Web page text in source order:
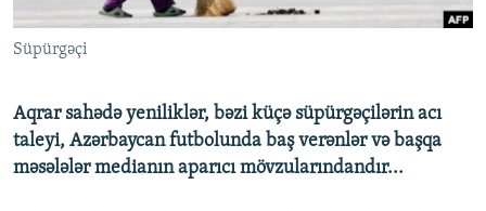
KARIKATURA
İSLAM VƏ DEMOKRATIYA
İZ - MƏDƏNIYYƏT PROQRAMI
PEŞƏ ETIKASI VƏ JURNALISTIKA STANDARTLARIMIZ
MATERIALLARIMIZDAN ISTIFADƏ
BIZIMLƏ ƏLAQƏ
XƏBƏR BÜLLETENLƏRIMIZ
Süpürgəçi
Aqrar sahədə yeniliklər, bəzi küçə süpürgəçilərin acı
taleyi, Azərbaycan futbolunda baş verənlər və başqa
məsələlər medianın aparıcı mövzularındandır...